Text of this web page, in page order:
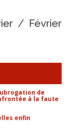
/ Février
de
à la faute
enfin